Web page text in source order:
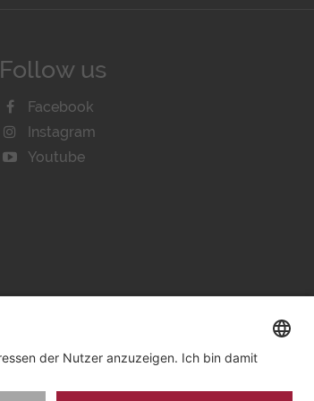
Follow us
Facebook
Instagram
Youtube